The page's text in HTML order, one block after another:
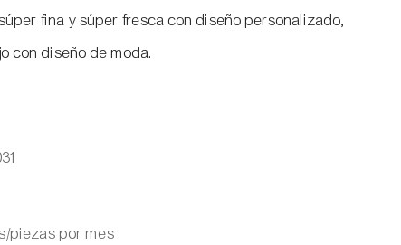
fina y súper fresca con diseño personalizado,
con diseño de moda.
piezas por mes